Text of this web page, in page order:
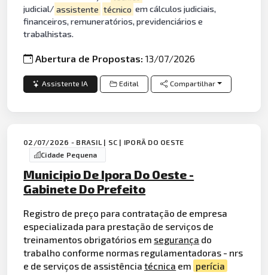
judicial/ assistente técnico em cálculos judiciais,
financeiros, remuneratórios, previdenciários e
trabalhistas.
Abertura de Propostas:13/07/2026
Assistente IA Edital Compartilhar
02/07/2026 - BRASIL | SC | IPORÃ DO OESTE
Cidade Pequena
Municipio De Ipora Do Oeste -
Gabinete Do Prefeito
Registro de preço para contratação de empresa
especializada para prestação de serviços de
treinamentos obrigatórios em segurança do
trabalho conforme normas regulamentadoras - nrs
e de serviços de assistênciatécnica em perícia